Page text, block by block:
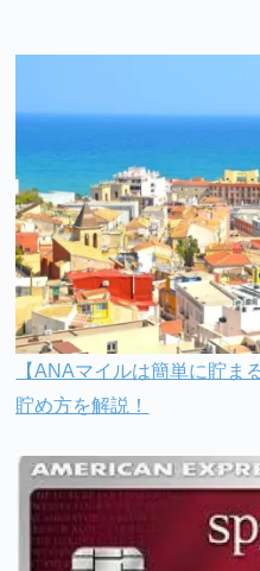
【ANAマイルは簡単に貯ま
貯め方を解説！